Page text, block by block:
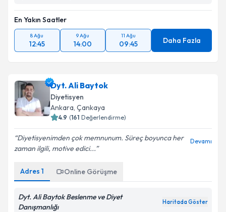
En Yakın Saatler
8 Ağu
12:45
9 Ağu
14:00
11 Ağu
09:45 Daha Fazla
Dyt. Ali Baytok
Diyetisyen
Ankara, Çankaya
4.9 (161 Değerlendirme)
Diyetisyenimden çok memnunum. Süreç boyunca her
zaman ilgili, motive edici...
Devamı
Adres 1 Online Görüşme
Dyt. Ali Baytok Beslenme ve Diyet
Danışmanlığı
Haritada Göster